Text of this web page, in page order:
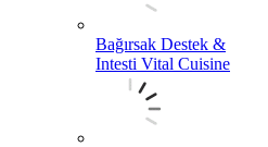
Bağırsak Destek &
Intesti Vital Cuisine